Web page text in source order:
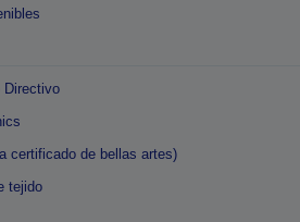
Directivo
certificado de bellas artes)
tejido